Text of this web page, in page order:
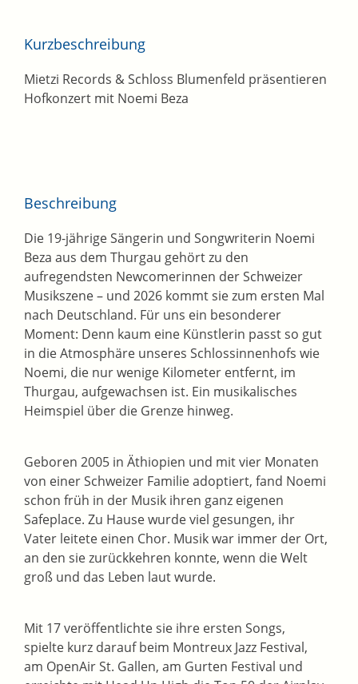
Kurzbeschreibung
Mietzi Records & Schloss Blumenfeld präsentieren
Hofkonzert mit Noemi Beza
Beschreibung
Die 19-jährige Sängerin und Songwriterin Noemi
Beza aus dem Thurgau gehört zu den
aufregendsten Newcomerinnen der Schweizer
Musikszene – und 2026 kommt sie zum ersten Mal
nach Deutschland. Für uns ein besonderer
Moment: Denn kaum eine Künstlerin passt so gut
in die Atmosphäre unseres Schlossinnenhofs wie
Noemi, die nur wenige Kilometer entfernt, im
Thurgau, aufgewachsen ist. Ein musikalisches
Heimspiel über die Grenze hinweg.
Geboren 2005 in Äthiopien und mit vier Monaten
von einer Schweizer Familie adoptiert, fand Noemi
schon früh in der Musik ihren ganz eigenen
Safeplace. Zu Hause wurde viel gesungen, ihr
Vater leitete einen Chor. Musik war immer der Ort,
an den sie zurückkehren konnte, wenn die Welt
groß und das Leben laut wurde.
Mit 17 veröffentlichte sie ihre ersten Songs,
spielte kurz darauf beim Montreux Jazz Festival,
am OpenAir St. Gallen, am Gurten Festival und